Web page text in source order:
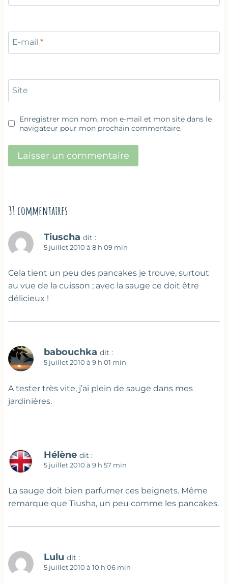
E-mail *
Site
Enregistrer mon nom, mon e-mail et mon site dans le
navigateur pour mon prochain commentaire.
31 commentaires
Tiuscha dit :
5 juillet 2010 à 8 h 09 min
Cela tient un peu des pancakes je trouve, surtout
au vue de la cuisson ; avec la sauge ce doit être
délicieux !
babouchka dit :
5 juillet 2010 à 9 h 01 min
A tester très vite, j’ai plein de sauge dans mes
jardinières.
Hélène dit :
5 juillet 2010 à 9 h 57 min
La sauge doit bien parfumer ces beignets. Même
remarque que Tiusha, un peu comme les pancakes.
Lulu dit :
5 juillet 2010 à 10 h 06 min